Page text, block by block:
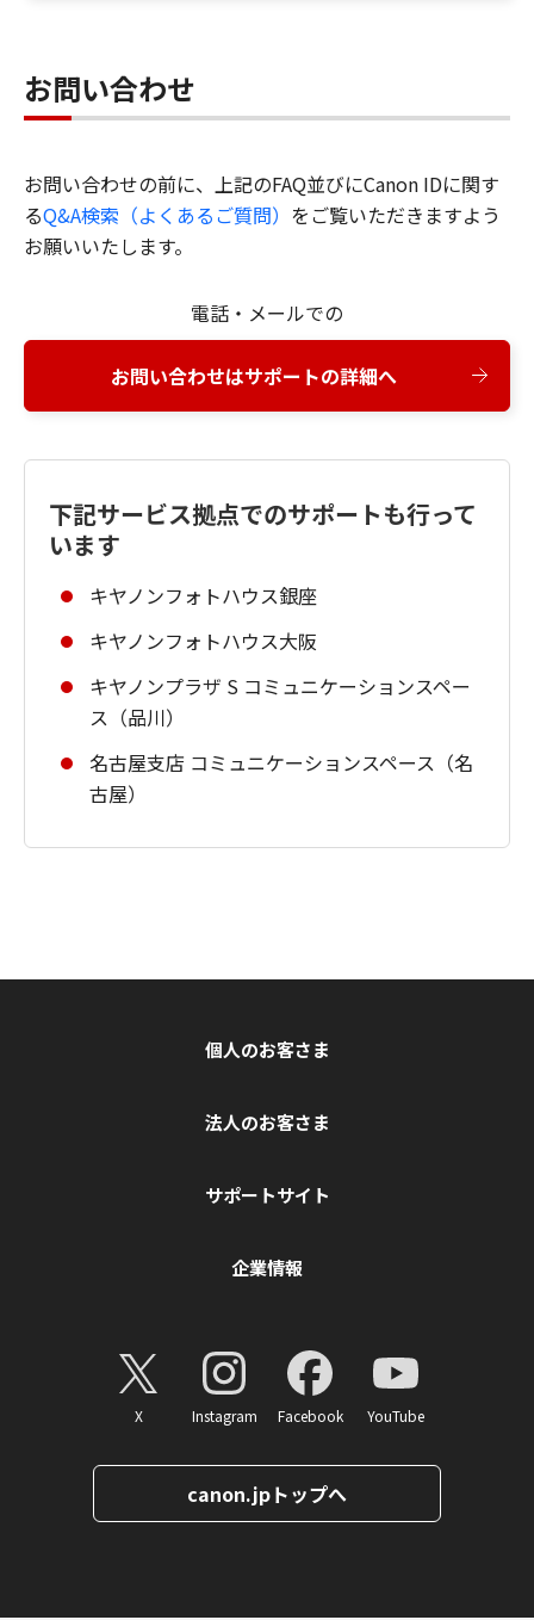
お問い合わせ
お問い合わせの前に、上記のFAQ並びにCanon IDに関す
るQ&A検索（よくあるご質問） をご覧いただきますよう
お願いいたします。
電話・メールでの
お問い合わせはサポートの詳細へ
下記サービス拠点でのサポートも行って
います
キヤノンフォトハウス銀座
キヤノンフォトハウス大阪
キヤノンプラザ S コミュニケーションスペー
ス（品川）
名古屋支店 コミュニケーションスペース（名
古屋）
個人のお客さま
法人のお客さま
サポートサイト
企業情報
X Instagram Facebook YouTube
canon.jpトップへ